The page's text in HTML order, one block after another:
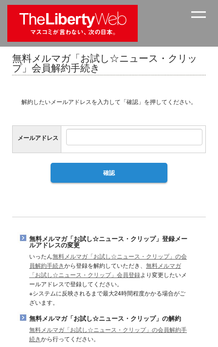
無料メルマガ「お試し☆ニュース・クリッ
プ」会員解約手続き
解約したいメールアドレスを入力して「確認」を押してください。
メールアドレス
E
m
a
確認
無料メルマガ「お試し☆ニュース・クリップ」登録メー
ルアドレスの変更
いったん無料メルマガ「お試し☆ニュース・クリップ」の会
員解約手続きから登録を解約していただき、 無料メルマガ
「お試し☆ニュース・クリップ」会員登録より変更したいメ
ールアドレスで登録してください。
※システムに反映されるまで最大24時間程度かかる場合がご
ざいます。
無料メルマガ「お試し☆ニュース・クリップ」の解約
無料メルマガ「お試し☆ニュース・クリップ」の会員解約手
続きから行ってください。